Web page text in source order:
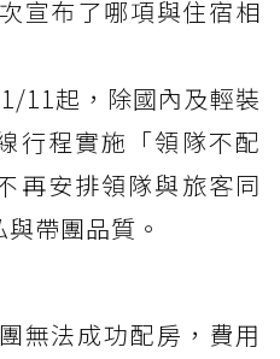
宣布了哪項與住宿相
11起，除國內及輕裝
行程實施「領隊不配
再安排領隊與旅客同
帶團品質。
無法成功配房，費用